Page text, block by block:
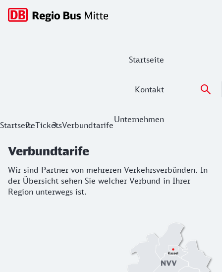
Startseite
Kontakt
Unternehmen
Hauptnavigation
Verbundtarife
StartseiteTicketsVerbundtarife
Verbundtarife
Wir sind Partner von mehreren Verkehrsverbünden. In
der Übersicht sehen Sie welcher Verbund in Ihrer
Region unterwegs ist.